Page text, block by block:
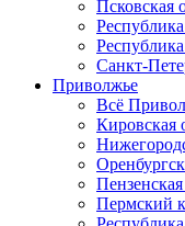
Псковская
Санкт-
Приволжье
Всё
Кировская
Пензенская
Пермский